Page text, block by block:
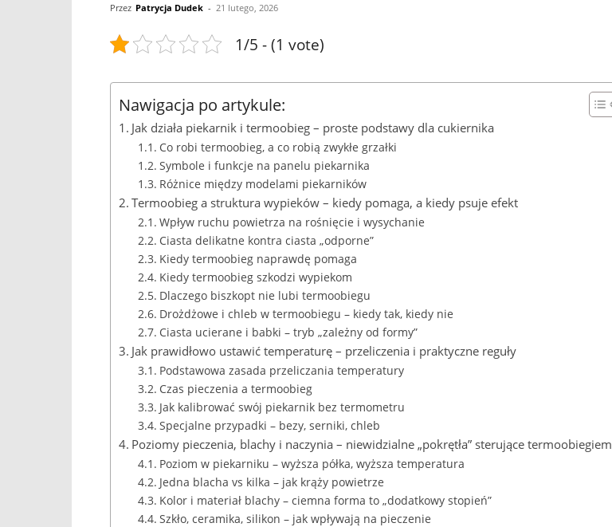
Przez Patrycja Dudek - 21 lutego, 2026
1/5 - (1 vote)
Nawigacja po artykule:
Jak działa piekarnik i termoobieg – proste podstawy dla cukiernika
Co robi termoobieg, a co robią zwykłe grzałki
Symbole i funkcje na panelu piekarnika
Różnice między modelami piekarników
Termoobieg a struktura wypieków – kiedy pomaga, a kiedy psuje efekt
Wpływ ruchu powietrza na rośnięcie i wysychanie
Ciasta delikatne kontra ciasta „odporne”
Kiedy termoobieg naprawdę pomaga
Kiedy termoobieg szkodzi wypiekom
Dlaczego biszkopt nie lubi termoobiegu
Drożdżowe i chleb w termoobiegu – kiedy tak, kiedy nie
Ciasta ucierane i babki – tryb „zależny od formy”
Jak prawidłowo ustawić temperaturę – przeliczenia i praktyczne reguły
Podstawowa zasada przeliczania temperatury
Czas pieczenia a termoobieg
Jak kalibrować swój piekarnik bez termometru
Specjalne przypadki – bezy, serniki, chleb
Poziomy pieczenia, blachy i naczynia – niewidzialne „pokrętła” sterujące termoobiegiem
Poziom w piekarniku – wyższa półka, wyższa temperatura
Jedna blacha vs kilka – jak krąży powietrze
Kolor i materiał blachy – ciemna forma to „dodatkowy stopień”
Szkło, ceramika, silikon – jak wpływają na pieczenie